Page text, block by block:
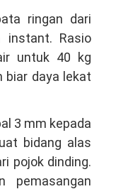
ringan dari
instant. Rasio
untuk 40 kg
biar daya lekat
3 mm kepada
bidang alas
pojok dinding.
pemasangan